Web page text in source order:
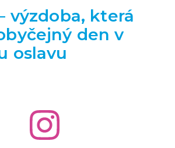
výzdoba, která
den v
oslavu